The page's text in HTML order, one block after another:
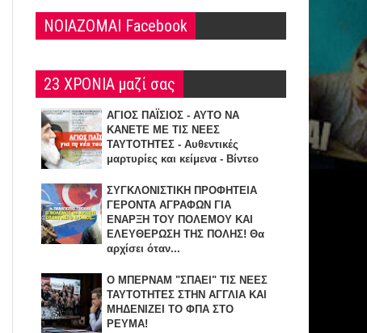
NOIAZOMAI Facebook
23 ΧΡΟΝΙΑ μαζί σας
ΑΓΙΟΣ ΠΑΪΣΙΟΣ - ΑΥΤΟ ΝΑ
ΚΑΝΕΤΕ ΜΕ ΤΙΣ ΝΕΕΣ
ΤΑΥΤΟΤΗΤΕΣ - Αυθεντικές
μαρτυρίες και κείμενα - Βίντεο
ΣΥΓΚΛΟΝΙΣΤΙΚΗ ΠΡΟΦΗΤΕΙΑ
ΓΕΡΟΝΤΑ ΑΓΡΑΦΩΝ ΓΙΑ
ΕΝΑΡΞΗ TOY ΠΟΛΕΜΟΥ ΚΑΙ
ΕΛΕΥΘΕΡΩΣΗ ΤΗΣ ΠΟΛΗΣ! Θα
αρχίσει όταν...
Ο ΜΠΕΡΝΑΜ "ΣΠΑΕΙ" ΤΙΣ ΝΕΕΣ
ΤΑΥΤΟΤΗΤΕΣ ΣΤΗΝ ΑΓΓΛΙΑ KAI
ΜΗΔΕΝΙZΕΙ ΤΟ ΦΠΑ ΣΤΟ
ΡΕΥΜΑ!